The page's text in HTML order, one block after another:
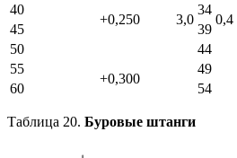
3,0 0,4
+0,250
40 34
45
39
50
44
55
+0,300
49
60
54
Таблица 20. Буровые штанги